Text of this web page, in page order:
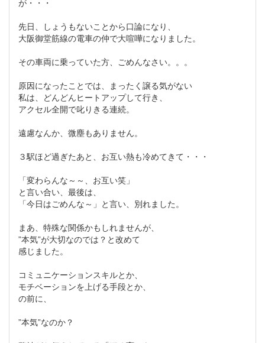
が・・・
先日、しょうもないことから口論になり、
大阪御堂筋線の電車の仲で大喧嘩になりました。
その車両に乗っていた方、ごめんなさい。。。
原因になったことでは、まったく譲る気がない
私は、どんどんヒートアップして行き、
アクセル全開で叱りきる連続。
遠慮なんか、微塵もありません。
３駅ほど過ぎたあと、お互い熱も冷めてきて・・・
「変わらんな～～、お互い笑」
と言い合い、最後は、
「今日はごめんな～」と言い、別れました。
まあ、特殊な関係かもしれませんが、
”本気”が大切なのでは？と改めて
感じました。
コミュニケーションスキルとか、
モチベーションを上げる手段とか、
の前に、
”本気”なのか？